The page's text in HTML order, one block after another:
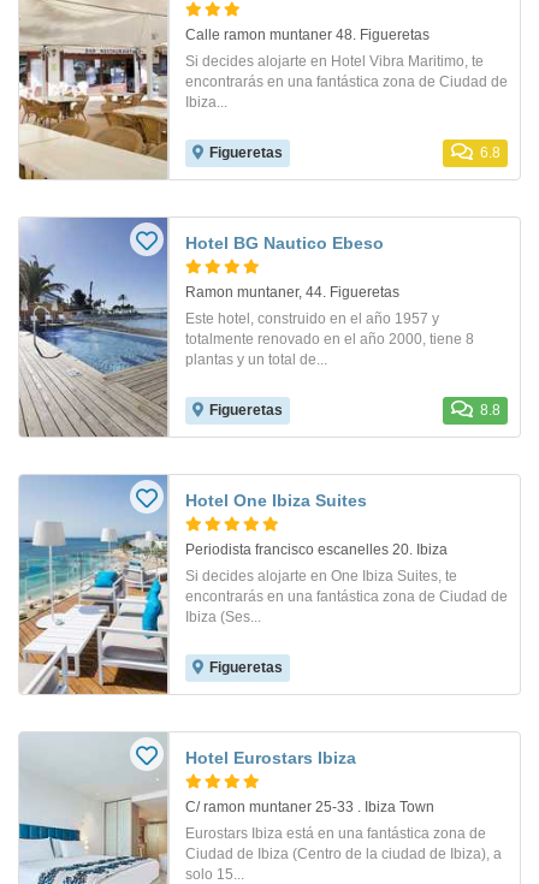
Calle ramon muntaner 48. Figueretas
Si decides alojarte en Hotel Vibra Maritimo, te
encontrarás en una fantástica zona de Ciudad de
Ibiza...
Figueretas 6.8
Hotel BG Nautico Ebeso
Ramon muntaner, 44. Figueretas
Este hotel, construido en el año 1957 y
totalmente renovado en el año 2000, tiene 8
plantas y un total de...
Figueretas 8.8
Hotel One Ibiza Suites
Periodista francisco escanelles 20. Ibiza
Si decides alojarte en One Ibiza Suites, te
encontrarás en una fantástica zona de Ciudad de
Ibiza (Ses...
Figueretas
Hotel Eurostars Ibiza
C/ ramon muntaner 25-33 . Ibiza Town
Eurostars Ibiza está en una fantástica zona de
Ciudad de Ibiza (Centro de la ciudad de Ibiza), a
solo 15...